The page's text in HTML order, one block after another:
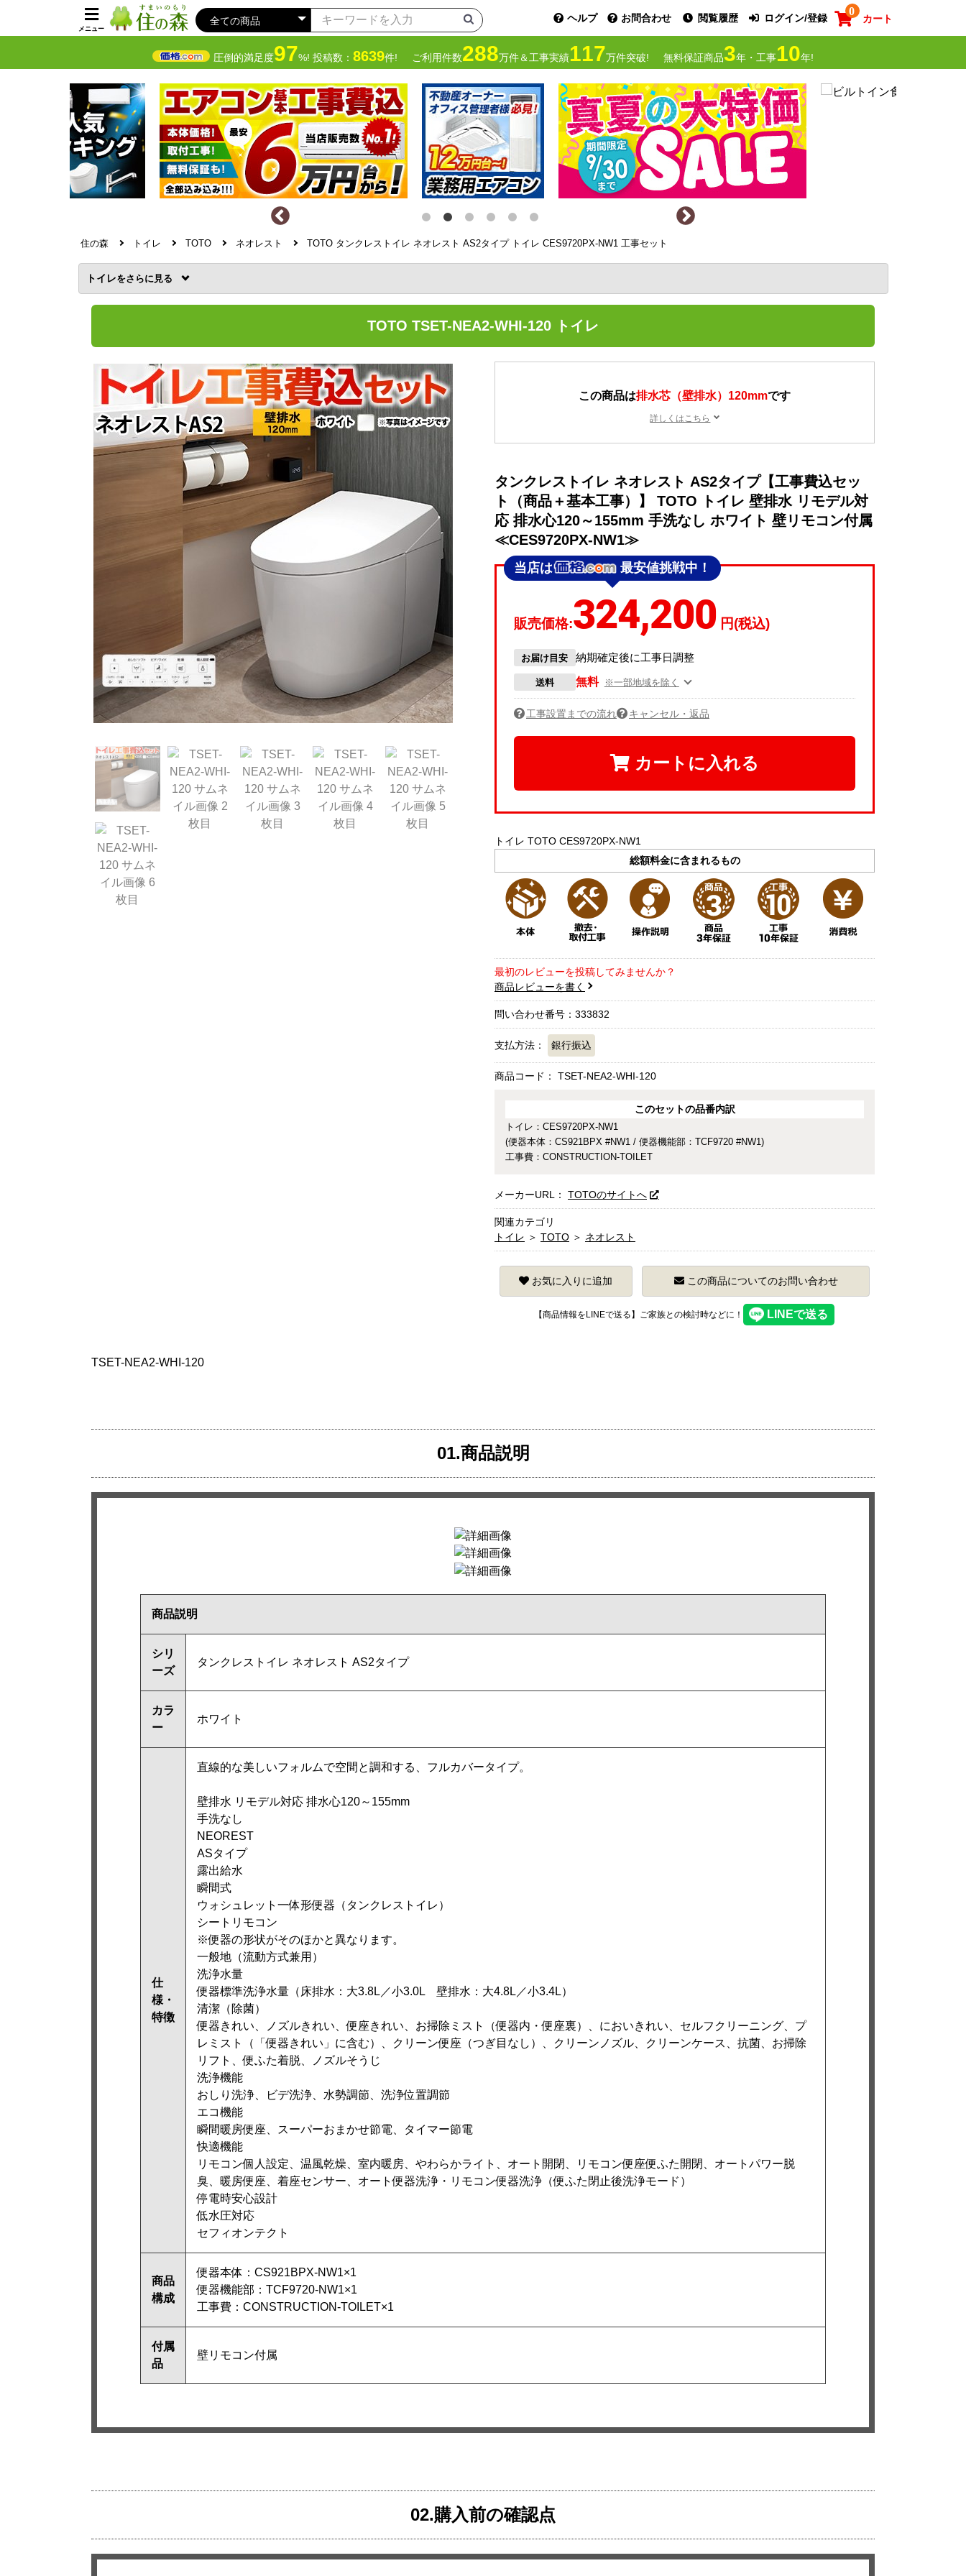
メニュー
ヘルプ お問合わせ 閲覧履歴 ログイン/登録
0
カート
圧倒的満足度97%! 投稿数： 8639件! ご利用件数288万件＆工事実績117万件突破! 無料保証商品3年・工事10年!
住の森 トイレ TOTO ネオレスト TOTO タンクレストイレ ネオレスト AS2タイプ トイレ CES9720PX-NW1 工事セット
トイレを
TOTO TSET-NEA2-WHI-120 トイレ
この商品は排水芯（壁排水）120mmです
詳しくはこちら
タンクレストイレ ネオレスト AS2タイプ【工事費込セッ
ト（商品＋基本工事）】 TOTO トイレ 壁排水 リモデル対
応 排水心120～155mm 手洗なし ホワイト 壁リモコン付属
≪CES9720PX-NW1≫
当店は 最安値挑戦中！
販売価格:324,200 円(税込)
お届け目安 納期確定後に工事日調整
送料 無料 ※一部地域を除く
工事設置までの流れ キャンセル・返品
カートに入れる
トイレ TOTO CES9720PX-NW1
総額料金に含まれるもの
最初のレビューを投稿してみませんか？
商品レビューを書く
問い合わせ番号：333832
支払方法： 銀行振込
商品コード： TSET-NEA2-WHI-120
このセットの品番内訳
トイレ：CES9720PX-NW1
(便器本体：CS921BPX #NW1 / 便器機能部：TCF9720 #NW1)
工事費：CONSTRUCTION-TOILET
メーカーURL： TOTOのサイトへ
関連カテゴリ
トイレ ＞ TOTO ＞ ネオレスト
お気に入りに追加 この商品についてのお問い合わせ
【商品情報をLINEで送る】ご家族との検討時などに！
TSET-NEA2-WHI-120
01.商品説明
商品説明
シリ
ーズ
タンクレストイレ ネオレスト AS2タイプ
カラ
ー
ホワイト
仕
様・
特徴
直線的な美しいフォルムで空間と調和する、フルカバータイプ。
壁排水 リモデル対応 排水心120～155mm
手洗なし
NEOREST
ASタイプ
露出給水
瞬間式
ウォシュレット一体形便器（タンクレストイレ）
シートリモコン
※便器の形状がそのほかと異なります。
一般地（流動方式兼用）
洗浄水量
便器標準洗浄水量（床排水：大3.8L／小3.0L 壁排水：大4.8L／小3.4L）
清潔（除菌）
便器きれい、ノズルきれい、便座きれい、お掃除ミスト（便器内・便座裏）、においきれい、セルフクリーニング、プ
レミスト（「便器きれい」に含む）、クリーン便座（つぎ目なし）、クリーンノズル、クリーンケース、抗菌、お掃除
リフト、便ふた着脱、ノズルそうじ
洗浄機能
おしり洗浄、ビデ洗浄、水勢調節、洗浄位置調節
エコ機能
瞬間暖房便座、スーパーおまかせ節電、タイマー節電
快適機能
リモコン個人設定、温風乾燥、室内暖房、やわらかライト、オート開閉、リモコン便座便ふた開閉、オートパワー脱
臭、暖房便座、着座センサー、オート便器洗浄・リモコン便器洗浄（便ふた閉止後洗浄モード）
停電時安心設計
低水圧対応
セフィオンテクト
商品
構成
便器本体：CS921BPX-NW1×1
便器機能部：TCF9720-NW1×1
工事費：CONSTRUCTION-TOILET×1
付属
品
壁リモコン付属
02.購入前の確認点